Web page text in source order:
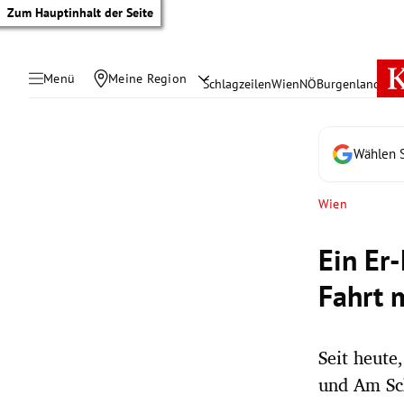
Zum Hauptinhalt der Seite
Menü Meine Region SchlagzeilenWienNÖBurgenland
Wählen
Wien
Ein
Fahrt
Seit
und Am